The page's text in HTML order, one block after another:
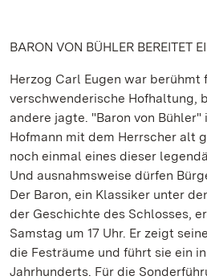
BARON VON BÜHLER BEREITET
Herzog Carl Eugen war berühmt
verschwenderische Hofhaltung,
andere jagte. "Baron von
Hofmann mit dem Herrscher alt
noch einmal eines dieser
Und ausnahmsweise dürfen
Der Baron, ein Klassiker unter
der Geschichte des Schlosses,
Samstag um 17 Uhr. Er zeigt
die Festräume und führt sie ein
Jahrhunderts. Für die